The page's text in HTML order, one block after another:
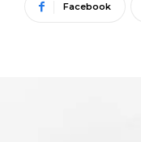
Facebook